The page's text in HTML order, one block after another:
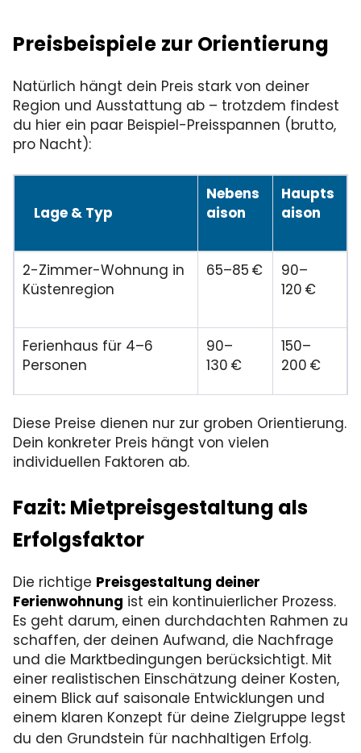
Preisbeispiele zur Orientierung
Natürlich hängt dein Preis stark von deiner
Region und Ausstattung ab – trotzdem findest
du hier ein paar Beispiel-Preisspannen (brutto,
pro Nacht):
Lage & Typ
Nebens
aison
Haupts
aison
2-Zimmer-Wohnung in
Küstenregion
65–85 €
90–
120 €
Ferienhaus für 4–6
Personen
90–
130 €
150–
200 €
City-Apartment in
guter Lage
70–
100 €
110–
Diese Preise dienen nur zur groben Orientierung.
Dein konkreter Preis hängt von vielen
individuellen Faktoren ab.
Fazit: Mietpreisgestaltung als
Erfolgsfaktor
Die richtige Preisgestaltung deiner
Ferienwohnung ist ein kontinuierlicher Prozess.
Es geht darum, einen durchdachten Rahmen zu
schaffen, der deinen Aufwand, die Nachfrage
und die Marktbedingungen berücksichtigt. Mit
einer realistischen Einschätzung deiner Kosten,
einem Blick auf saisonale Entwicklungen und
einem klaren Konzept für deine Zielgruppe legst
du den Grundstein für nachhaltigen Erfolg.